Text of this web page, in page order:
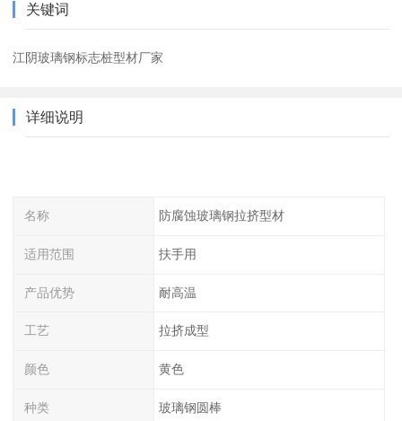
关键词
江阴玻璃钢标志桩型材厂家
详细说明
名称 防腐蚀玻璃钢拉挤型材
适用范围 扶手用
产品优势 耐高温
工艺 拉挤成型
颜色 黄色
种类 玻璃钢圆棒